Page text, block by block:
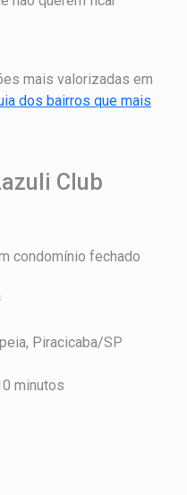
mais valorizadas em
dos bairros que mais
Club
condomínio fechado
Piracicaba/SP
minutos